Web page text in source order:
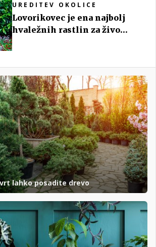
UREDITEV OKOLICE
Lovorikovec je ena najbolj
hvaležnih rastlin za živo
lahko posadite drevo